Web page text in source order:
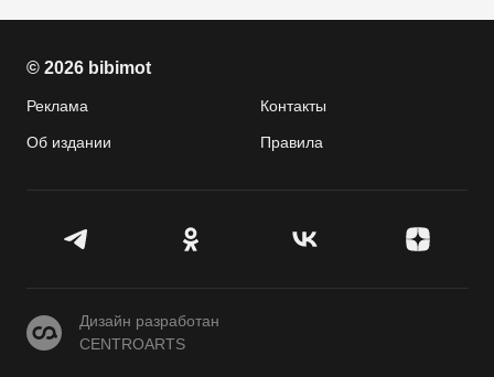
© 2026 bibimot
Реклама Контакты
Об издании Правила
CENTROARTS